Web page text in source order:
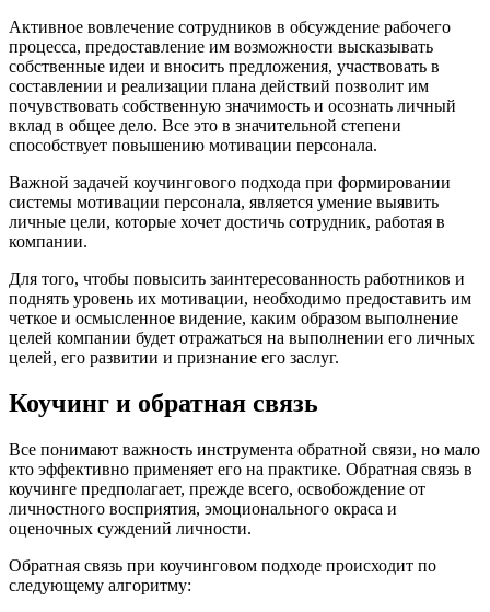
Активное вовлечение сотрудников в обсуждение рабочего
процесса, предоставление им возможности высказывать
собственные идеи и вносить предложения, участвовать в
составлении и реализации плана действий позволит им
почувствовать собственную значимость и осознать личный
вклад в общее дело. Все это в значительной степени
способствует повышению мотивации персонала.
Важной задачей коучингового подхода при формировании
системы мотивации персонала, является умение выявить
личные цели, которые хочет достичь сотрудник, работая в
компании.
Для того, чтобы повысить заинтересованность работников и
поднять уровень их мотивации, необходимо предоставить им
четкое и осмысленное видение, каким образом выполнение
целей компании будет отражаться на выполнении его личных
целей, его развитии и признание его заслуг.
Коучинг и обратная связь
Все понимают важность инструмента обратной связи, но мало
кто эффективно применяет его на практике. Обратная связь в
коучинге предполагает, прежде всего, освобождение от
личностного восприятия, эмоционального окраса и
оценочных суждений личности.
Обратная связь при коучинговом подходе происходит по
следующему алгоритму: